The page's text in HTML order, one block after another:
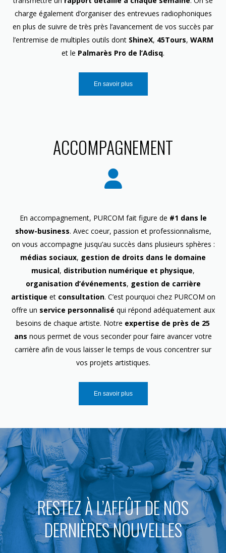
charge également d’organiser des entrevues radiophoniques
en plus de suivre de très près l’avancement de vos succès par
l’entremise de multiples outils dont ShineX, 45Tours, WARM
et le Palmarès Pro de l’Adisq.
En savoir plus
ACCOMPAGNEMENT
En accompagnement, PURCOM fait figure de #1 dans le
show-business. Avec coeur, passion et professionnalisme,
on vous accompagne jusqu’au succès dans plusieurs sphères :
médias sociaux, gestion de droits dans le domaine
musical, distribution numérique et physique,
organisation d’événements, gestion de carrière
artistique etconsultation. C’est pourquoi chez PURCOM on
offre un service personnalisé qui répond adéquatement aux
besoins de chaque artiste. Notre expertise de près de 25
ans nous permet de vous seconder pour faire avancer votre
carrière afin de vous laisser le temps de vous concentrer sur
vos projets artistiques.
En savoir plus
RESTEZ À L’AFFÛT DE NOS
DERNIÈRES NOUVELLES